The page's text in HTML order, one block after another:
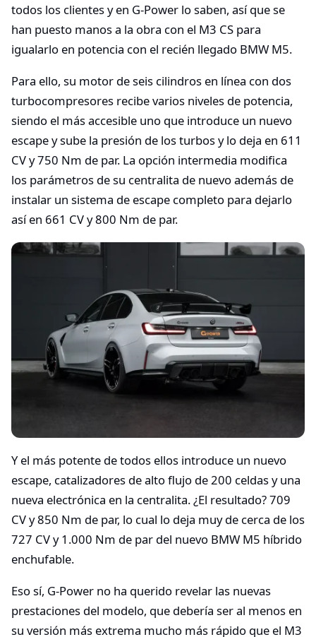
todos los clientes y en G-Power lo saben, así que se
han puesto manos a la obra con el M3 CS para
igualarlo en potencia con el recién llegado BMW M5.
Para ello, su motor de seis cilindros en línea con dos
turbocompresores recibe varios niveles de potencia,
siendo el más accesible uno que introduce un nuevo
escape y sube la presión de los turbos y lo deja en 611
CV y 750 Nm de par. La opción intermedia modifica
los parámetros de su centralita de nuevo además de
instalar un sistema de escape completo para dejarlo
así en 661 CV y 800 Nm de par.
Y el más potente de todos ellos introduce un nuevo
escape, catalizadores de alto flujo de 200 celdas y una
nueva electrónica en la centralita. ¿El resultado? 709
CV y 850 Nm de par, lo cual lo deja muy de cerca de los
727 CV y 1.000 Nm de par del nuevo BMW M5 híbrido
enchufable.
Eso sí, G-Power no ha querido revelar las nuevas
prestaciones del modelo, que debería ser al menos en
su versión más extrema mucho más rápido que el M3